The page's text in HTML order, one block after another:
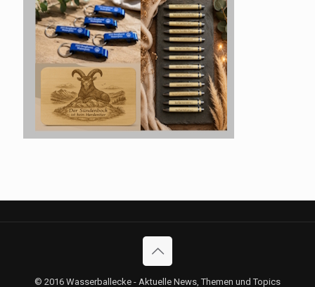
© 2016 Wasserballecke - Aktuelle News, Themen und Topics